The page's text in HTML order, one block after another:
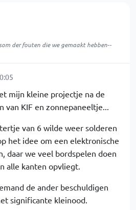
der fouten die we gemaakt hebben--
mijn kleine projectje na de
van KIF en zonnepaneeltje...
van 6 wilde weer solderen
het idee om een elektronische
daar we veel bordspelen doen
alle kanten opvliegt.
de ander beschuldigen
significante kleinood.